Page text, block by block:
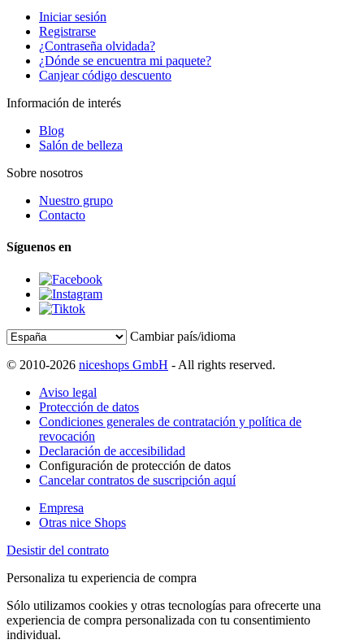
Iniciar sesión
Registrarse
¿Contraseña olvidada?
¿Dónde se encuentra mi paquete?
Canjear código descuento
Información de interés
Blog
Salón de belleza
Sobre nosotros
Nuestro grupo
Contacto
Síguenos en
Cambiar país/idioma
© 2010-2026 niceshops GmbH - All rights reserved.
Aviso legal
Protección de datos
Condiciones generales de contratación y política de
revocación
Declaración de accesibilidad
Configuración de protección de datos
Cancelar contratos de suscripción aquí
Empresa
Otras nice Shops
Desistir del contrato
Personaliza tu experiencia de compra
Sólo utilizamos cookies y otras tecnologías para ofrecerte una
experiencia de compra personalizada con tu consentimiento
individual.